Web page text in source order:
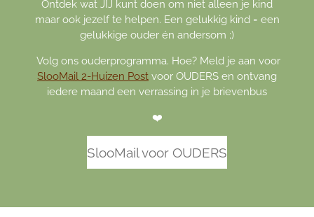
Ontdek wat JIJ kunt doen om niet alleen je kind
maar ook jezelf te helpen. Een gelukkig kind = een
gelukkige ouder én andersom ;)
Volg ons ouderprogramma. Hoe? Meld je aan voor
SlooMail 2-Huizen Post voor OUDERS en ontvang
iedere maand een verrassing in je brievenbus
❤️
SlooMail voor OUDERS